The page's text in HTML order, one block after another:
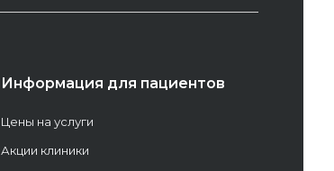
Информация для пациентов
Цены на услуги
Акции клиники